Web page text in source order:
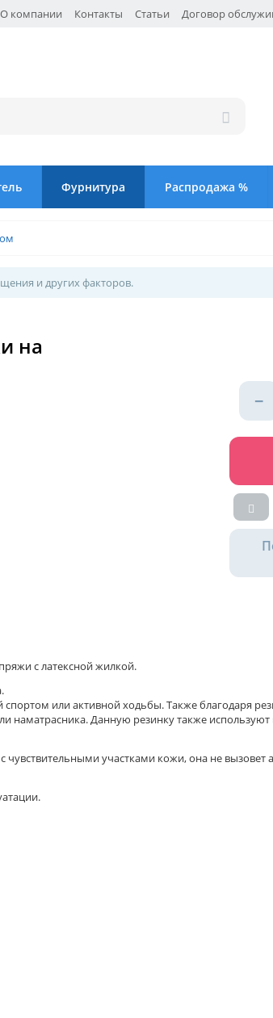
О компании Контакты Статьи Договор
Фурнитура Распродажа %
и других факторов.
на
−
с латексной жилкой.
или активной ходьбы. Также благодаря
наматрасника. Данную резинку также используют
чувствительными участками кожи, она не вызовет